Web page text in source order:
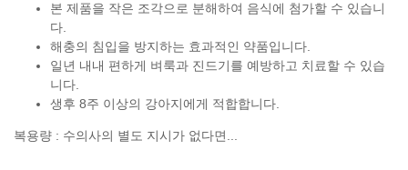
본 제품을 작은 조각으로 분해하여 음식에 첨가할 수 있습니
다.
해충의 침입을 방지하는 효과적인 약품입니다.
일년 내내 편하게 벼룩과 진드기를 예방하고 치료할 수 ​​있습
니다.
생후 8주 이상의 강아지에게 적합합니다.
복용량 : 수의사의 별도 지시가 없다면...